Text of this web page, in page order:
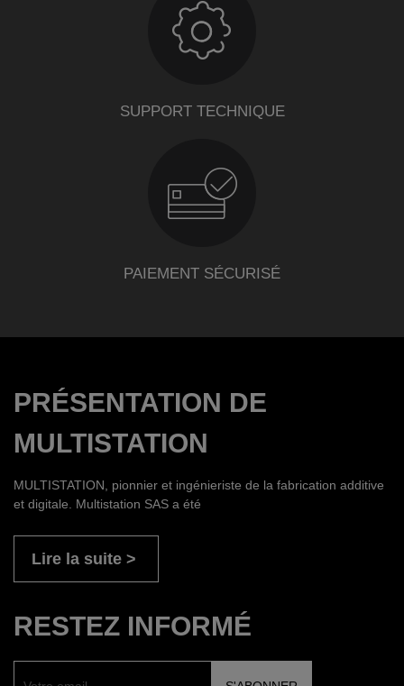
SUPPORT TECHNIQUE
PAIEMENT SÉCURISÉ
PRÉSENTATION DE
MULTISTATION
MULTISTATION, pionnier et ingénieriste de la fabrication additive
et digitale. Multistation SAS a été
Lire la suite
RESTEZ INFORMÉ